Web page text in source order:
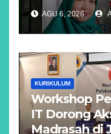
AGU 6, 2026
KURIKULUM
Workshop
IT Dorong
Madrasah di